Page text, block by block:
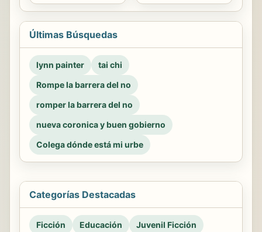
Últimas Búsquedas
lynn painter
tai chi
Rompe la barrera del no
romper la barrera del no
nueva coronica y buen gobierno
Colega dónde está mi urbe
Categorías Destacadas
Ficción Educación Juvenil Ficción